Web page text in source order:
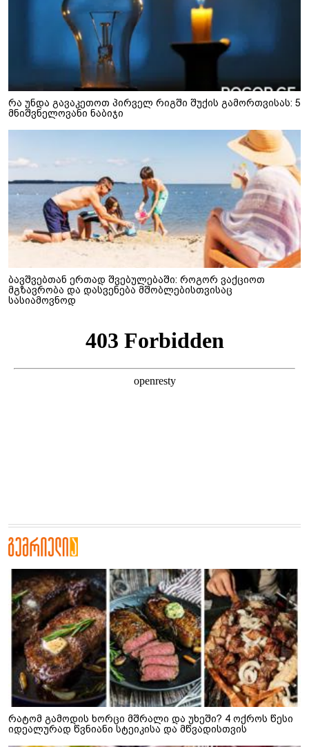
რა უნდა გავაკეთოთ პირველ რიგში შუქის გამორთვისას: 5
მნიშვნელოვანი ნაბიჯი
ბავშვებთან ერთად შვებულებაში: როგორ ვაქციოთ
მგზავრობა და დასვენება მშობლებისთვისაც
სასიამოვნოდ
რატომ გამოდის ხორცი მშრალი და უხეში? 4 ოქროს წესი
იდეალურად წვნიანი სტეიკისა და მწვადისთვის